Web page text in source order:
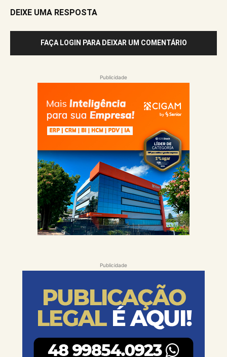
DEIXE UMA RESPOSTA
FAÇA LOGIN PARA DEIXAR UM COMENTÁRIO
Publicidade
Publicidade